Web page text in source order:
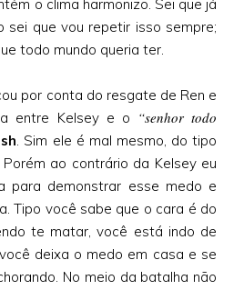
o clima harmonizo. Sei que já
sei que vou repetir isso sempre;
todo mundo queria ter.
por conta do resgate de Ren e
entre Kelsey e o “senhor todo
. Sim ele é mal mesmo, do tipo
ao contrário da Kelsey eu
para demonstrar esse medo e
Tipo você sabe que o cara é do
te matar, você está indo de
deixa o medo em casa e se
No meio da batalha não